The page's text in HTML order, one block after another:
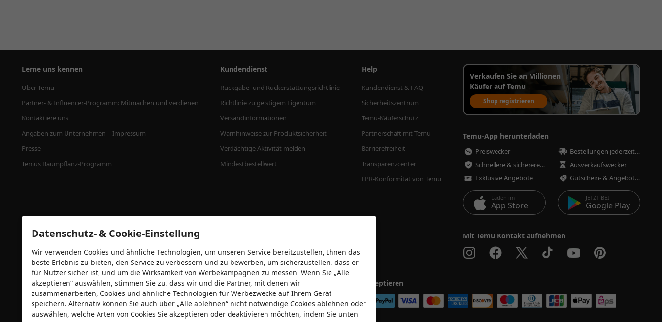
Lerne uns kennen
Über Temu
Partner- & Influencer-Programm: Mitmachen und verdienen
Kontaktiere uns
Angaben zum Unternehmen – Impressum
Presse
Temus Baumpflanz-Programm
Kundendienst
Rückgabe- und Rückerstattungsrichtlinie
Richtlinie zu geistigem Eigentum
Versandinformationen
Warnhinweise zur Produktsicherheit
Verdächtige Aktivität melden
Mindestbestellwert
Help
Kundendienst & FAQ
Sicherheitszentrum
Temu-Käuferschutz
Partnerschaft mit Temu
Barrierefreiheit
Transparenzcenter
EPR-Konformität von Temu
Verkaufen Sie an Millionen
Käufer auf Temu
Shop registrieren
Temu-App herunterladen
Preiswecker
Bestellungen jederzeit nachverfolgen
Schnellere & sicherere Bestellungen
Ausverkaufswecker
Exklusive Angebote
Gutschein- & Angebotswecker
Laden im
App Store
JETZT BEI
Google Play
Mit Temu Kontakt aufnehmen
Sicherheitszertifizierungen Wir akzeptieren
Datenschutz- & Cookie-Einstellung
Wir verwenden Cookies und ähnliche Technologien, um unseren Service bereitzustellen, Ihnen das
beste Erlebnis zu bieten, den Service zu verbessern und zu bewerben, um sicherzustellen, dass er
für Nutzer sicher ist, und um die Wirksamkeit von Werbekampagnen zu messen. Wenn Sie „Alle
akzeptieren“ auswählen, stimmen Sie zu, dass wir und die Partner, mit denen wir
zusammenarbeiten, Cookies und ähnliche Technologien für Werbezwecke auf Ihrem Gerät
speichern. Alternativ können Sie auch über „Alle ablehnen“ nicht notwendige Cookies ablehnen oder
auswählen, welche Arten von Cookies Sie akzeptieren oder deaktivieren möchten, indem Sie unten